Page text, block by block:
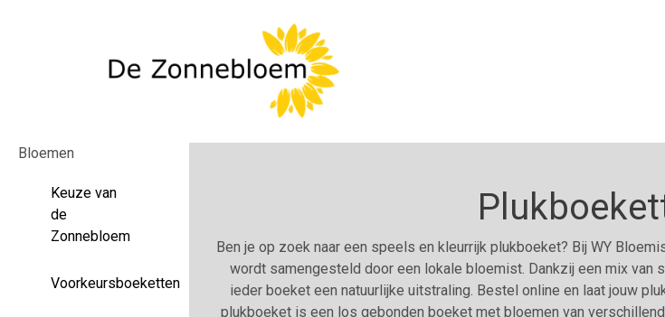
Bloemen
Keuze van
de
Zonnebloem
Voorkeursboeketten
Ben je op zoek naar een speels en kleurrijk plukboeket? Bij WY
wordt samengesteld door een lokale bloemist. Dankzij een mix
ieder boeket een natuurlijke uitstraling. Bestel online en laat jouw
plukboeket is een los gebonden boeket met bloemen van